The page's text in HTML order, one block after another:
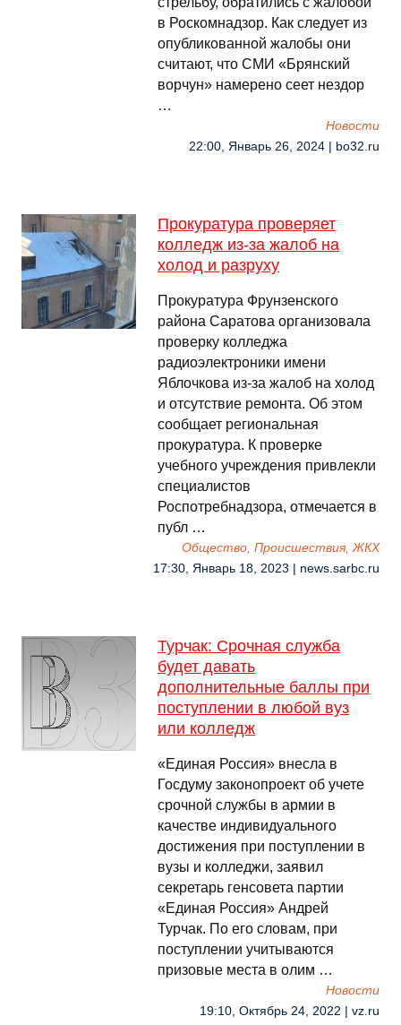
в Роскомнадзор. Как следует из
опубликованной жалобы они
считают, что СМИ «Брянский
ворчун» намерено сеет нездор
…
Новости
22:00, Январь 26, 2024 | bo32.ru
Прокуратура проверяет
колледж из-за жалоб на
холод и разруху
Прокуратура Фрунзенского
района Саратова организовала
проверку колледжа
радиоэлектроники имени
Яблочкова из-за жалоб на холод
и отсутствие ремонта. Об этом
сообщает региональная
прокуратура. К проверке
учебного учреждения привлекли
специалистов
Роспотребнадзора, отмечается в
публ …
Общество, Происшествия, ЖКХ
17:30, Январь 18, 2023 | news.sarbc.ru
Турчак: Срочная служба
будет давать
дополнительные баллы при
поступлении в любой вуз
или колледж
«Единая Россия» внесла в
Госдуму законопроект об учете
срочной службы в армии в
качестве индивидуального
достижения при поступлении в
вузы и колледжи, заявил
секретарь генсовета партии
«Единая Россия» Андрей
Турчак. По его словам, при
поступлении учитываются
призовые места в олим …
Новости
19:10, Октябрь 24, 2022 | vz.ru